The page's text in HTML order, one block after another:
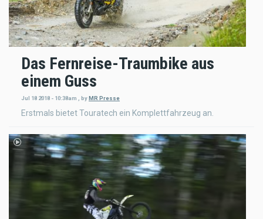
Das Fernreise-Traumbike aus
einem Guss
Jul 18 2018 - 10:38am byMR Presse
Erstmals bietet Touratech ein Komplettfahrzeug an.